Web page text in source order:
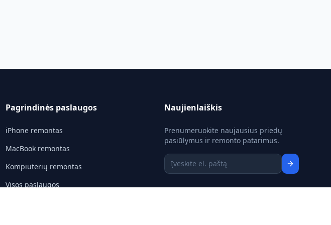
Pagrindinės paslaugos
iPhone remontas
MacBook remontas
Kompiuterių remontas
Visos paslaugos
Naujienlaiškis
Prenumeruokite naujausius priedų
pasiūlymus ir remonto patarimus.